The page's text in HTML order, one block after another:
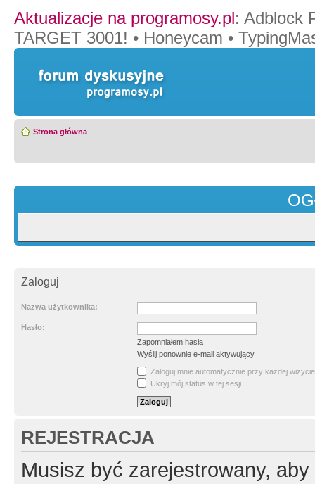
Aktualizacje na programosy.pl: Adblock
TARGET 3001! • Honeycam •
Strona główna
Zaloguj
Nazwa użytkownika:
Hasło:
Zapomniałem hasła
Wyślij ponownie e-mail aktywujący
Zaloguj mnie automatycznie przy każdej wizycie
Ukryj mój status w tej sesji
REJESTRACJA
Musisz być zarejestrowany,